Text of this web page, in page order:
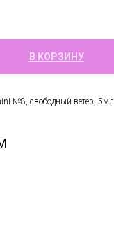
В КОРЗИНУ
№8, свободный ветер, 5мл